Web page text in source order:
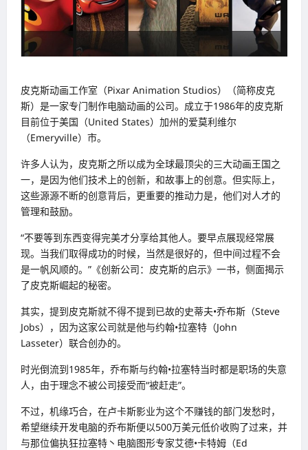
皮克斯动画工作室（Pixar Animation Studios）（简称皮克
斯）是一家专门制作电脑动画的公司。成立于1986年的皮克斯
目前位于美国（United States）加州的爱莫利维尔
（Emeryville）市。
许多人认为，皮克斯之所以成为全球最顶尖的三大动画王国之
一，是因为他们技术上的创新，和故事上的创意。但实际上，
这些源源不断的创意背后，更重要的推动力是，他们对人才的
管理和鼓励。
“不要等到东西变得完美才分享给其他人。要早点展现经常展
现。当我们取得成功的时候，当然是很好的，但中间过程不会
是一帆风顺的。”《创新公司：皮克斯的启示》一书，侧面揭示
了皮克斯崛起的秘密。
其实，提到皮克斯就不得不提到已故的史蒂夫•乔布斯（Steve
Jobs），因为这家公司就是他与约翰•拉塞特（John
Lasseter）联合创办的。
时光倒流到1985年，乔布斯与约翰•拉塞特当时都是职场的失意
人，由于理念不被公司接受而“被赶走”。
不过，机缘巧合，在卢卡斯影业为这个不赚钱的部门发愁时，
希望继续开发电脑的乔布斯便以500万美元低价收购了过来，并
与那位偏执狂拉塞特丶电脑图形专家艾德•卡特姆（Ed